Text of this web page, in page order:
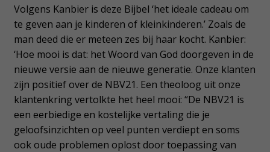
Volgens Kanbier is deze Bijbel ‘het ideale cadeau om
te geven aan je kinderen of kleinkinderen.’ Zoals de
man deed die er meteen zes bij haar kocht. Kanbier:
‘Hoe mooi is dat: het Woord van God doorgeven in de
nieuwe versie aan de nieuwe generatie. Onze klanten
zijn positief over de NBV21. Een theoloog uit onze
klantenkring vertolkte het heel mooi: “De NBV21 is
een eerbiedige en kostelijke vertaling die je
geloofsinzichten op veel punten verdiept en soms
ook oude problemen oplost door toepassing van